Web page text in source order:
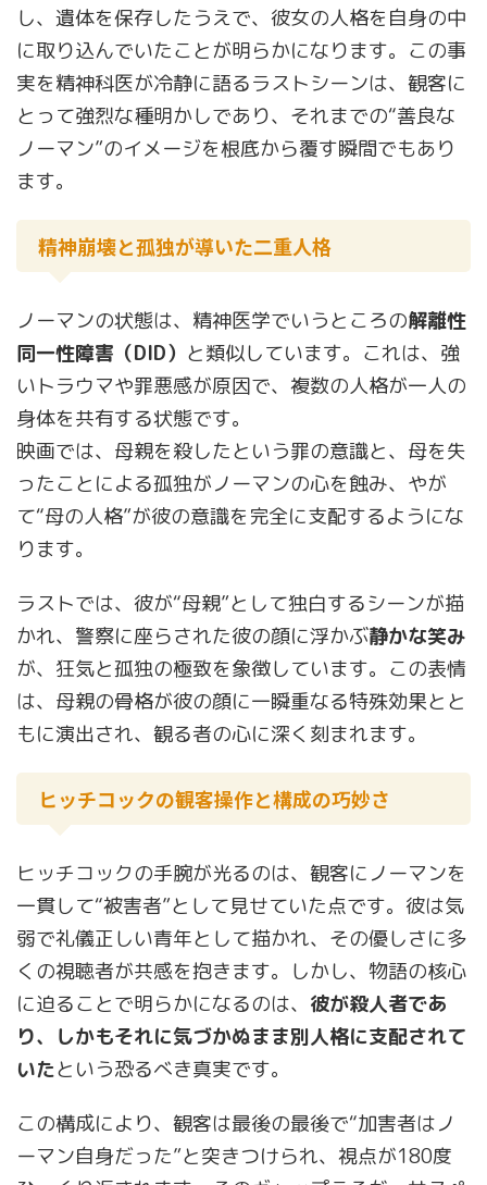
し、遺体を保存したうえで、彼女の人格を自身の中
に取り込んでいたことが明らかになります。この事
実を精神科医が冷静に語るラストシーンは、観客に
とって強烈な種明かしであり、それまでの“善良な
ノーマン”のイメージを根底から覆す瞬間でもあり
ます。
精神崩壊と孤独が導いた二重人格
ノーマンの状態は、精神医学でいうところの解離性
同一性障害（DID） と類似しています。これは、強
いトラウマや罪悪感が原因で、複数の人格が一人の
身体を共有する状態です。
映画では、母親を殺したという罪の意識と、母を失
ったことによる孤独がノーマンの心を蝕み、やが
て“母の人格”が彼の意識を完全に支配するようにな
ります。
ラストでは、彼が“母親”として独白するシーンが描
かれ、警察に座らされた彼の顔に浮かぶ静かな笑み
が、狂気と孤独の極致を象徴しています。この表情
は、母親の骨格が彼の顔に一瞬重なる特殊効果とと
もに演出され、観る者の心に深く刻まれます。
ヒッチコックの観客操作と構成の巧妙さ
ヒッチコックの手腕が光るのは、観客にノーマンを
一貫して“被害者”として見せていた点です。彼は気
弱で礼儀正しい青年として描かれ、その優しさに多
くの視聴者が共感を抱きます。しかし、物語の核心
に迫ることで明らかになるのは、 彼が殺人者であ
り、しかもそれに気づかぬまま別人格に支配されて
いたという恐るべき真実です。
この構成により、観客は最後の最後で“加害者はノ
ーマン自身だった”と突きつけられ、視点が180度